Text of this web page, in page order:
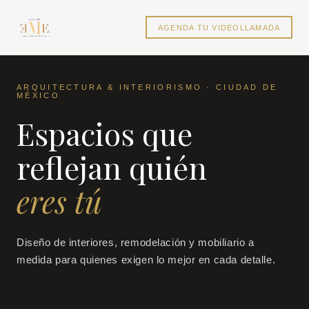
AGENDA TU VIDEOLLAMADA
ARQUITECTURA & INTERIORISMO · CIUDAD DE
MÉXICO
Espacios que
reflejan quién
eres tú
Diseño de interiores, remodelación y mobiliario a
medida para quienes exigen lo mejor en cada detalle.